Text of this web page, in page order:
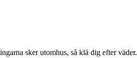
sker utomhus, så klä dig efter väder.